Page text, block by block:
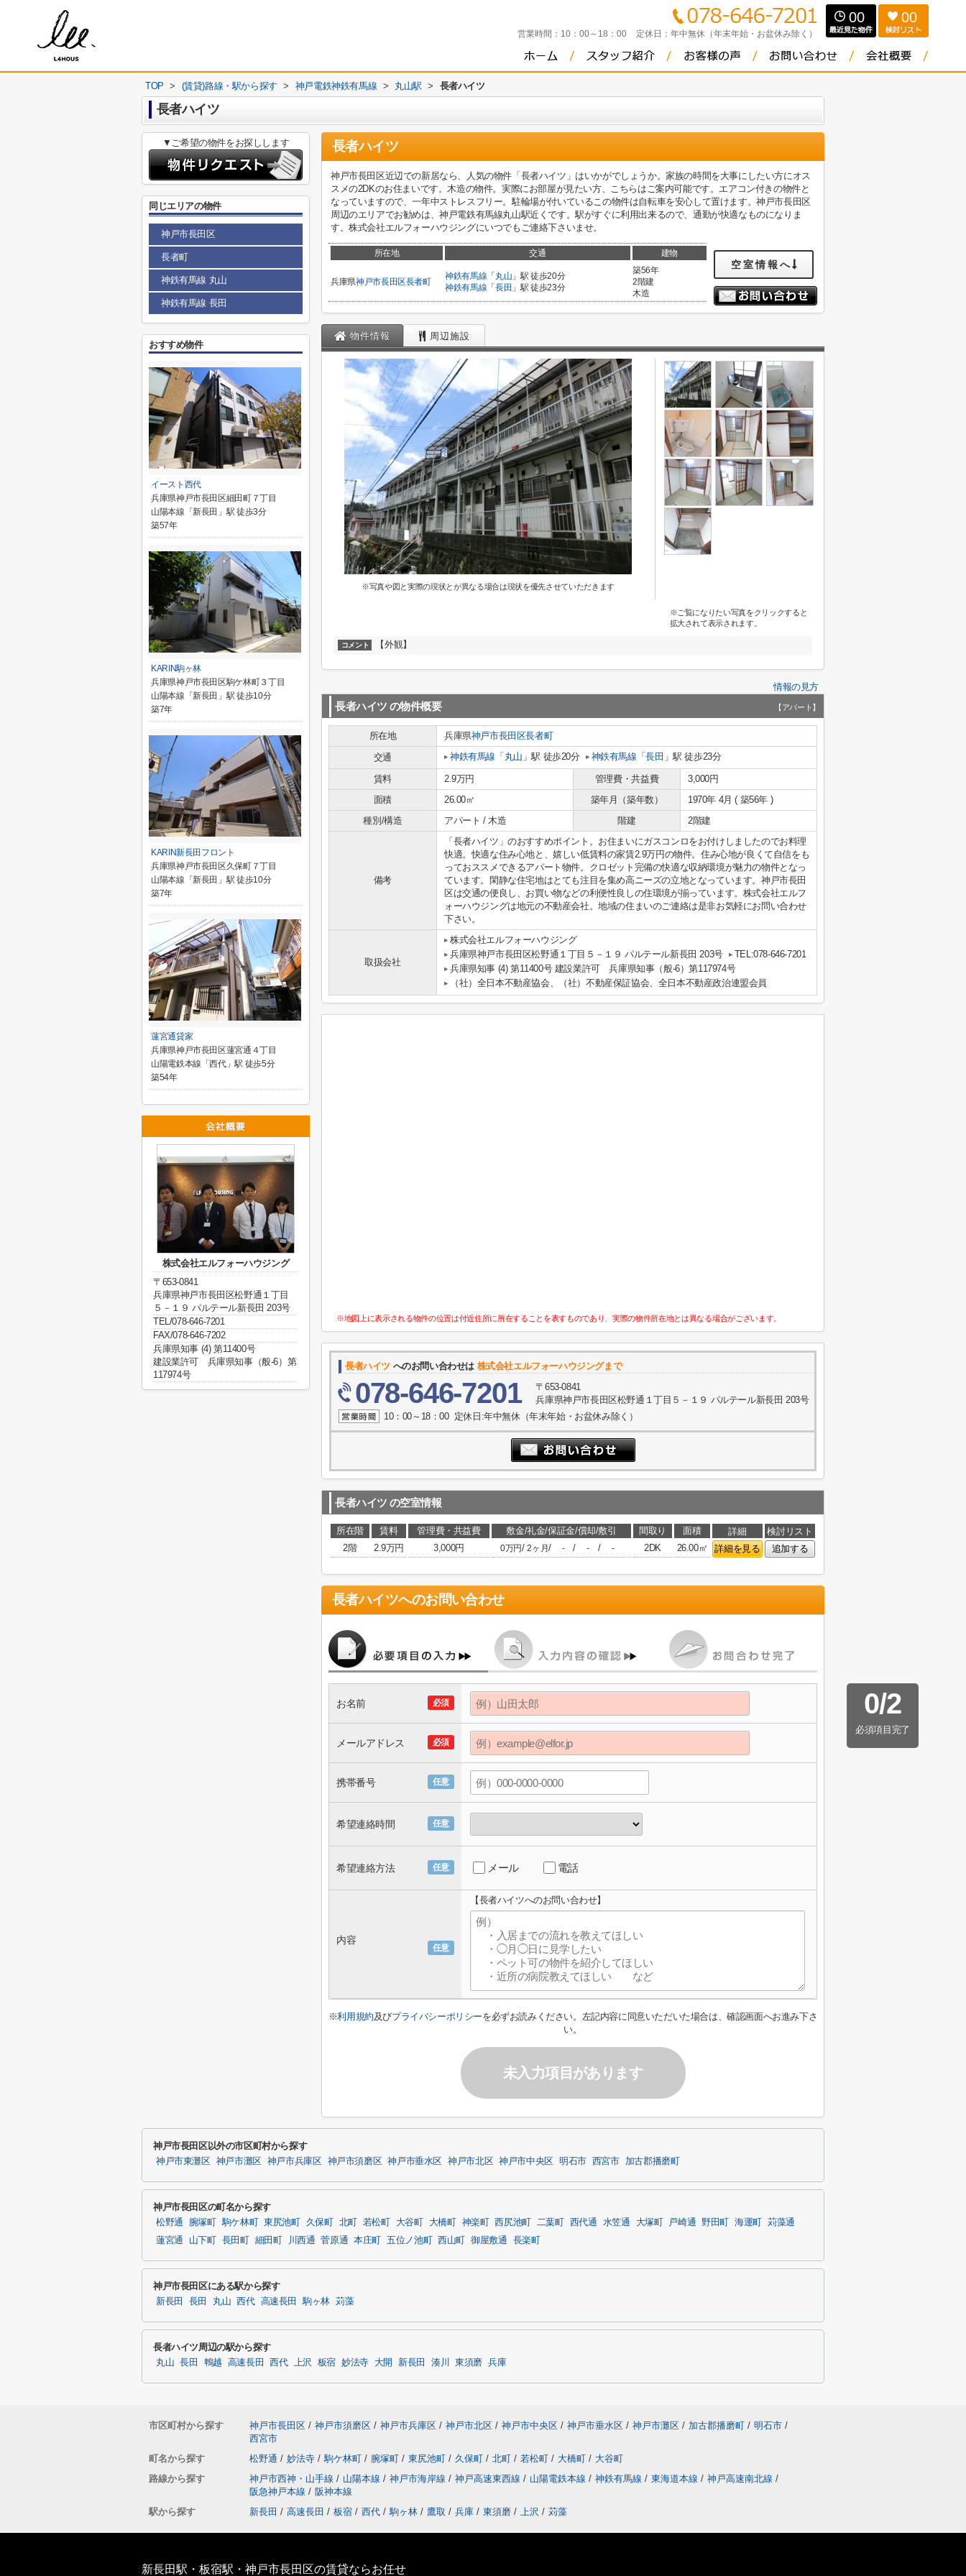
営業時間： 10：00～18：00 定休日： 年中無休（年末年始・お盆休み除く）
00 00
TOP > (賃貸)路線・駅から探す > 神戸電鉄神鉄有馬線 > 丸山駅 > 長者ハイツ
長者ハイツ
長者ハイツ
神戸市長田区近辺での新居なら、人気の物件「長者ハイツ」はいかがでしょうか。家族の時間を大事にしたい方にオス
スメの2DKのお住まいです。木造の物件。実際にお部屋が見たい方、こちらはご案内可能です。エアコン付きの物件と
なっていますので、一年中ストレスフリー。駐輪場が付いているこの物件は自転車を安心して置けます。神戸市長田区
周辺のエリアでお勧めは、神戸電鉄有馬線丸山駅近くです。駅がすぐに利用出来るので、通勤が快適なものになりま
す。株式会社エルフォーハウジングにいつでもご連絡下さいませ。
所在地 交通 建物
兵庫県神戸市長田区長者町
神鉄有馬線 「 丸山 」駅 徒歩20分
神鉄有馬線 「 長田 」駅 徒歩23分
築56年
2階建
木造
空室情報へ
物件情報 周辺施設
※写真や図と実際の現状とが異なる場合は現状を優先させていただきます
※ご覧になりたい写真をクリックすると
拡大されて表示されます。
コメント 【外観】
情報の見方
長者ハイツ の物件概要 【アパート】
所在地 兵庫県神戸市長田区長者町
交通
神鉄有馬線 「 丸山 」駅 徒歩20分 神鉄有馬線 「長田 」駅 徒歩23分
賃料 2.9万円 管理費・共益費
3,000円
面積
26.00㎡ 築年月（築年数）
1970年 4月 ( 築56年 )
種別/構造
アパート / 木造 階建 2階建
備考
「長者ハイツ」のおすすめポイント。お住まいにガスコンロをお付けしましたのでお料理
快適。快適な住み心地と、嬉しい低賃料の家賃2.9万円の物件。住み心地が良くて自信をも
っておススメできるアパート物件。クロゼット完備の快適な収納環境が魅力の物件となっ
ています。閑静な住宅地はとても注目を集め高ニーズの立地となっています。神戸市長田
区は交通の便良し、お買い物などの利便性良しの住環境が揃っています。株式会社エルフ
ォーハウジングは地元の不動産会社。地域の住まいのご連絡は是非お気軽にお問い合わせ
下さい。
取扱会社
株式会社エルフォーハウジング
兵庫県神戸市長田区松野通１丁目５－１９ パルテール新長田 203号
TEL:078-646-7201
兵庫県知事 (4) 第11400号 建設業許可 兵庫県知事（般-6）第117974号
（社）全日本不動産協会、（社）不動産保証協会、全日本不動産政治連盟会員
※地図上に表示される物件の位置は付近住所に所在することを表すものであり、実際の物件所在地とは異なる場合がございます。
長者ハイツ へのお問い合わせは 株式会社エルフォーハウジングまで
078-646-7201
〒653-0841
兵庫県神戸市長田区松野通１丁目５－１９ パルテール新長田 203号
10：00～18：00 定休日:年中無休（年末年始・お盆休み除く）
長者ハイツ の空室情報
所在階 賃料 管理費・共益費 敷金/礼金/保証金/償却/敷引 間取り 面積 詳細
検討リスト
2階
2.9万円 3,000円 0万円/2ヶ月/ - / - / - 2DK 26.00㎡ 詳細を見る 追加する
長者ハイツへのお問い合わせ
0/2
必須項目完了
必須
お名前
必須
メールアドレス
任意
携帯番号
任意
希望連絡時間
任意
希望連絡方法 メール 電話
任意
内容
【長者ハイツへのお問い合わせ】
※利用規約及びプライバシーポリシーを必ずお読みください。左記内容に同意いただいた場合は、確認画面へお進み下さ
い。
未入力項目があります
▼ご希望の物件をお探しします
同じエリアの物件
神戸市長田区
長者町
神鉄有馬線 丸山
神鉄有馬線 長田
おすすめ物件
イースト西代
兵庫県神戸市長田区細田町７丁目
山陽本線「新長田」駅 徒歩3分
築57年
KARIN駒ヶ林
兵庫県神戸市長田区駒ケ林町３丁目
山陽本線「新長田」駅 徒歩10分
築7年
KARIN新長田フロント
兵庫県神戸市長田区久保町７丁目
山陽本線「新長田」駅 徒歩10分
築7年
蓮宮通貸家
兵庫県神戸市長田区蓮宮通４丁目
山陽電鉄本線「西代」駅 徒歩5分
築54年
株式会社エルフォーハウジング
〒653-0841
兵庫県神戸市長田区松野通１丁目
５－１９ パルテール新長田 203号
TEL/078-646-7201
FAX/078-646-7202
兵庫県知事 (4) 第11400号
建設業許可 兵庫県知事（般-6）第
117974号
神戸市長田区以外の市区町村から探す
神戸市東灘区 神戸市灘区 神戸市兵庫区 神戸市須磨区 神戸市垂水区 神戸市北区 神戸市中央区 明石市 西宮市 加古郡播磨町
神戸市長田区の町名から探す
松野通 腕塚町 駒ケ林町 東尻池町 久保町 北町 若松町 大谷町 大橋町 神楽町 西尻池町 二葉町 西代通 水笠通 大塚町 戸崎通 野田町 海運町
苅藻通
蓮宮通
山下町 長田町 細田町 川西通 菅原通 本庄町 五位ノ池町 西山町 御屋敷通 長楽町
神戸市長田区にある駅から探す
新長田 長田 丸山 西代 高速長田 駒ヶ林 苅藻
長者ハイツ周辺の駅から探す
丸山 長田 鵯越 高速長田 西代 上沢 板宿 妙法寺 大開 新長田 湊川 東須磨 兵庫
市区町村から探す 神戸市長田区 / 神戸市須磨区 / 神戸市兵庫区 / 神戸市北区 / 神戸市中央区 / 神戸市垂水区 / 神戸市灘区 / 加古郡播磨町 / 明石市 /
西宮市
町名から探す
松野通 / 妙法寺 / 駒ケ林町 / 腕塚町 / 東尻池町 / 久保町 / 北町 / 若松町 / 大橋町 / 大谷町
路線から探す
神戸市西神・山手線 / 山陽本線 / 神戸市海岸線 / 神戸高速東西線 / 山陽電鉄本線 / 神鉄有馬線 / 東海道本線 / 神戸高速南北線 /
阪急神戸本線 / 阪神本線
駅から探す
新長田 / 高速長田 / 板宿 / 西代 / 駒ヶ林 / 鷹取 / 兵庫 / 東須磨 / 上沢 / 苅藻
新長田駅・板宿駅・神戸市長田区の賃貸ならお任せ